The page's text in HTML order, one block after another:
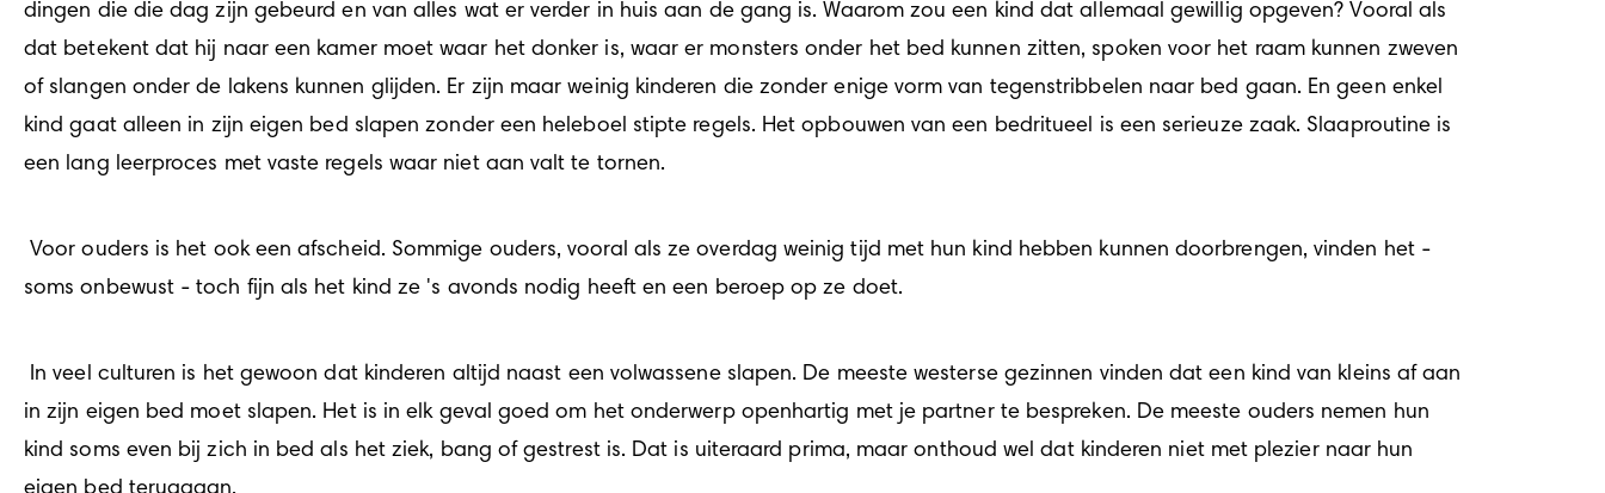
dingen die die dag zijn gebeurd en van alles wat er verder in huis aan de gang is. Waarom zou een kind dat allemaal gewillig opgeven? Vooral als
dat betekent dat hij naar een kamer moet waar het donker is, waar er monsters onder het bed kunnen zitten, spoken voor het raam kunnen zweven
of slangen onder de lakens kunnen glijden. Er zijn maar weinig kinderen die zonder enige vorm van tegenstribbelen naar bed gaan. En geen enkel
kind gaat alleen in zijn eigen bed slapen zonder een heleboel stipte regels. Het opbouwen van een bedritueel is een serieuze zaak. Slaaproutine is
een lang leerproces met vaste regels waar niet aan valt te tornen.
soms onbewust - toch fijn als het kind ze 's avonds nodig heeft en een beroep op ze doet.
in zijn eigen bed moet slapen. Het is in elk geval goed om het onderwerp openhartig met je partner te bespreken. De meeste ouders nemen hun
kind soms even bij zich in bed als het ziek, bang of gestrest is. Dat is uiteraard prima, maar onthoud wel dat kinderen niet met plezier naar hun